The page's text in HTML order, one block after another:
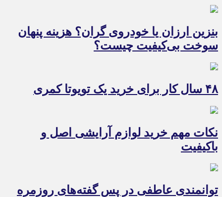
بنزین ارزان یا خودروی گران؟ هزینه پنهان
سوخت بی‌کیفیت چیست؟
۴۸ سال کار برای خرید یک تویوتا کمری
نکات مهم خرید لوازم آرایشی اصل و
باکیفیت
توانمندی عاطفی در پس گفته‌های روزمره